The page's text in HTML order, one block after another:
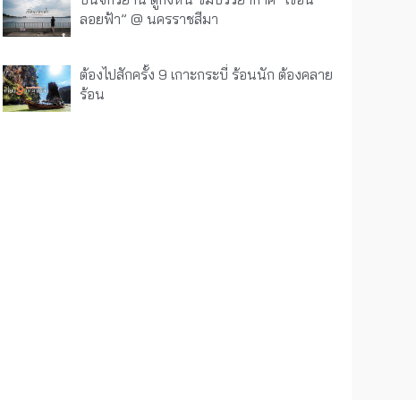
ลอยฟ้า” @ นครราชสีมา
ต้องไปสักครั้ง 9 เกาะกระบี่ ร้อนนัก ต้องคลาย
ร้อน